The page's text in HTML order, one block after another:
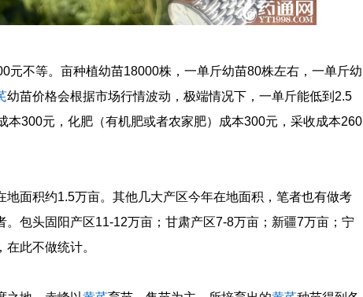
元不等。亩种植幼苗18000株，一单斤幼苗80株左右，一单斤幼
幼苗价格会根据市场行情波动，极端情况下，一单斤能低到2.5
本300元，化肥（有机肥或者农家肥）成本300元，采收成本260
地面积约1.5万亩。其他几大产区今年在地面积，笔者也有做考
包头固阳产区11-12万亩；甘肃产区7-8万亩；新疆7万亩；宁
此不做统计。